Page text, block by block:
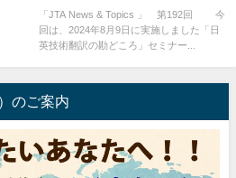
「JTA News & Topics 」 第192回 今
回は、2024年8月9日に実施しました「日
英技術翻訳の勘どころ」セミナー...
のご案内